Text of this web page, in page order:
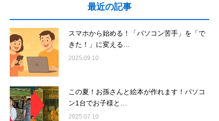
最近の記事
スマホから始める！「パソコン苦手」を「で
きた！」に変える…
2025.09.10
この夏！お孫さんと絵本が作れます！パソコ
ン1台でお子様と…
2025.07.10